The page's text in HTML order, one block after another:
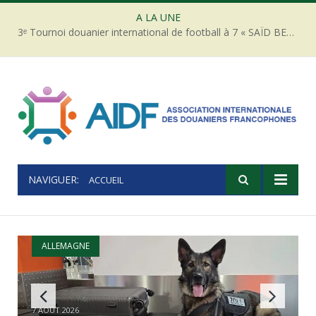
A LA UNE
3ᵉ Tournoi douanier international de football à 7 « SAÏD BELQOLA » – Sousse 2026 : Une nouvelle équipe rejoint le tournoi masculin !
NAVIGUER: ACCUEIL
3ᵉ Tournoi douanier international de football
ALLEMAGNE
7 AOÛT 2026